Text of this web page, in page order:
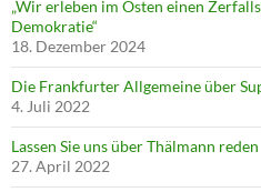
„Wir erleben im Osten einen
Demokratie“
18. Dezember 2024
Die Frankfurter Allgemeine über
4. Juli 2022
Lassen Sie uns über Thälmann reden
27. April 2022